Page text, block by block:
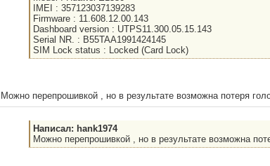
IMEI : 357123037139283
Firmware : 11.608.12.00.143
Dashboard version : UTPS11.300.05.15.143
Serial NR. : B55TAA1991424145
SIM Lock status : Locked (Card Lock)
Можно перепрошивкой , но в результате возможна потеря
Написал: hank1974
Можно перепрошивкой , но в результате возможна